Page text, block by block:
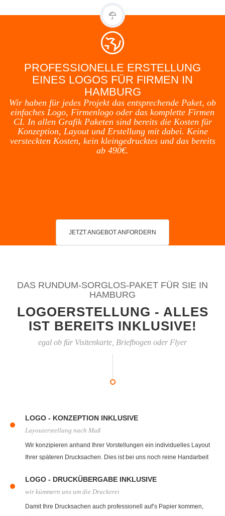
PROFESSIONELLE ERSTELLUNG
EINES LOGOS FÜR FIRMEN IN
HAMBURG
Wir haben für jedes Projekt das entsprechende Paket, ob
einfaches Logo, Firmenlogo oder das komplette Firmen
CI. In allen Grafik Paketen sind bereits die Kosten für
Konzeption, Layout und Erstellung mit dabei. Keine
versteckten Kosten, kein kleingedrucktes und das bereits
ab 490€.
JETZT ANGEBOT ANFORDERN
DAS RUNDUM-SORGLOS-PAKET FÜR SIE IN
HAMBURG
LOGOERSTELLUNG - ALLES
IST BEREITS INKLUSIVE!
egal ob für Visitenkarte, Briefbogen oder Flyer
LOGO - KONZEPTION INKLUSIVE
Layouterstellung nach Maß
Wir konzipieren anhand Ihrer Vorstellungen ein individuelles Layout
Ihrer späteren Drucksachen. Dies ist bei uns noch reine Handarbeit
von uns einen Layoutentwurf.
LOGO - DRUCKÜBERGABE INKLUSIVE
wir kümmern uns um die Druckerei
Damit Ihre Drucksachen auch professionell auf’s Papier kommen,